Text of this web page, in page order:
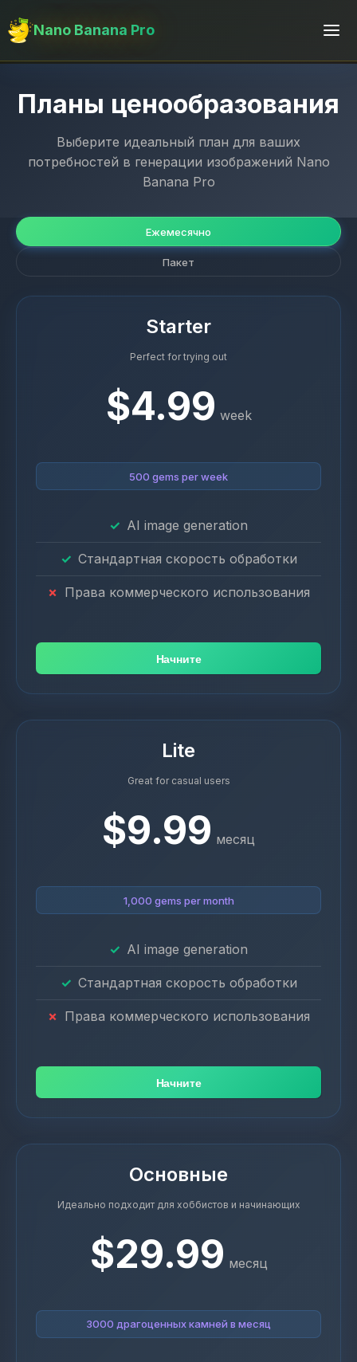
Nano Banana Pro
Планы ценообразования
Выберите идеальный план для ваших
потребностей в генерации изображений Nano
Banana Pro
Ежемесячно
Пакет
Starter
Perfect for trying out
$4.99 week
500 gems per week
AI image generation
Стандартная скорость обработки
Права коммерческого использования
Начните
Lite
Great for casual users
$9.99 месяц
1,000 gems per month
AI image generation
Стандартная скорость обработки
Права коммерческого использования
Начните
Основные
Идеально подходит для хоббистов и начинающих
$29.99 месяц
3000 драгоценных камней в месяц